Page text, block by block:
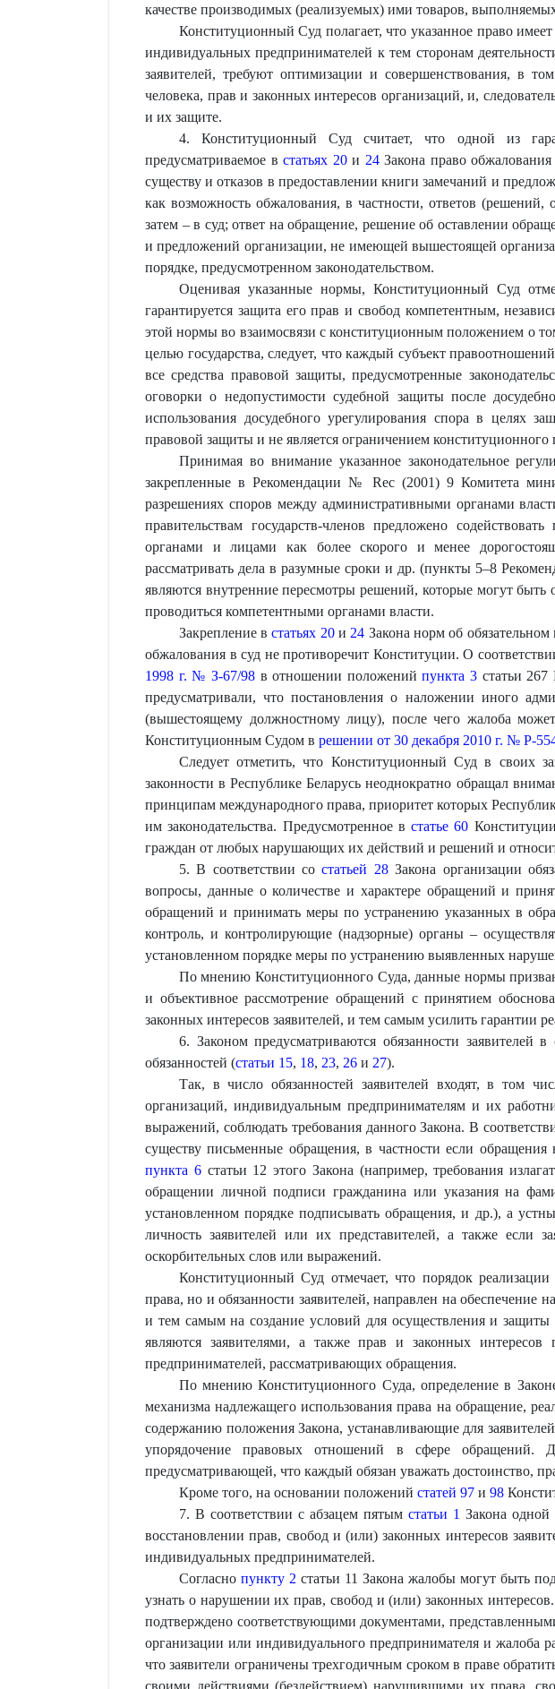
качестве производимых (реализуемых) ими товаров,
Конституционный Суд полагает, что указанное право
индивидуальных предпринимателей к тем сторонам
заявителей, требуют оптимизации и совершенствования, в
человека, прав и законных интересов организаций, и,
и их защите.
4. Конституционный Суд считает, что одной из
предусматриваемое в статьях 20и 24Закона право
существу и отказов в предоставлении книги замечаний и
как возможность обжалования, в частности, ответов
затем – в суд; ответ на обращение, решение об оставлении
и предложений организации, не имеющей вышестоящей
порядке, предусмотренном законодательством.
Оценивая указанные нормы, Конституционный Суд
гарантируется защита его прав и свобод компетентным,
этой нормы во взаимосвязи с конституционным положением о
целью государства, следует, что каждый субъект
все средства правовой защиты, предусмотренные
оговорки о недопустимости судебной защиты после
использования досудебного урегулирования спора в целях
правовой защиты и не является ограничением
Принимая во внимание указанное законодательное
закрепленные в Рекомендации № Rec (2001) 9 Комитета
разрешениях споров между административными органами
правительствам государств-членов предложено
органами и лицами как более скорого и менее
рассматривать дела в разумные сроки и др. (пункты 5–8
являются внутренние пересмотры решений, которые могут быть
проводиться компетентными органами власти.
Закрепление встатьях 20и 24 Закона норм об
обжалования в суд не противоречит Конституции. О
1998 г. № З-67/98 в отношении положенийпункта 3 статьи
предусматривали, что постановления о наложении иного
(вышестоящему должностному лицу), после чего жалоба
Конституционным Судом в решении от 30 декабря 2010 г. № Р-
Следует отметить, что Конституционный Суд в своих
законности в Республике Беларусь неоднократно обращал
принципам международного права, приоритет которых
им законодательства. Предусмотренное встатье 60
граждан от любых нарушающих их действий и решений и
5. В соответствии состатьей 28Закона организации
вопросы, данные о количестве и характере обращений и
обращений и принимать меры по устранению указанных в
контроль, и контролирующие (надзорные) органы –
установленном порядке меры по устранению выявленных
По мнению Конституционного Суда, данные нормы
и объективное рассмотрение обращений с принятием
законных интересов заявителей, и тем самым усилить гарантии
6. Законом предусматриваются обязанности заявителей
обязанностей (статьи 15, 18, 23, 26 и 27).
Так, в число обязанностей заявителей входят, в том
организаций, индивидуальным предпринимателям и их
выражений, соблюдать требования данного Закона. В
существу письменные обращения, в частности если
пункта 6статьи 12 этого Закона (например, требования
обращении личной подписи гражданина или указания на
установленном порядке подписывать обращения, и др.), а
личность заявителей или их представителей, а также если
оскорбительных слов или выражений.
Конституционный Суд отмечает, что порядок
права, но и обязанности заявителей, направлен на обеспечение
и тем самым на создание условий для осуществления и
являются заявителями, а также прав и законных
предпринимателей, рассматривающих обращения.
По мнению Конституционного Суда, определение в
механизма надлежащего использования права на обращение,
содержанию положения Закона, устанавливающие для
упорядочение правовых отношений в сфере обращений.
предусматривающей, что каждый обязан уважать достоинство,
Кроме того, на основании положений статей 97и 98
7. В соответствии с абзацем пятымстатьи 1 Закона одной
восстановлении прав, свобод и (или) законных интересов
индивидуальных предпринимателей.
Согласно пункту 2 статьи 11 Закона жалобы могут быть
узнать о нарушении их прав, свобод и (или) законных
подтверждено соответствующими документами,
организации или индивидуального предпринимателя и жалоба
что заявители ограничены трехгодичным сроком в праве
своими действиями (бездействием) нарушившими их права,